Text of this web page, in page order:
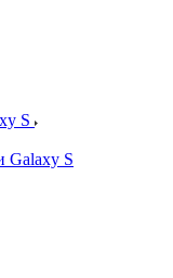
S
Galaxy S